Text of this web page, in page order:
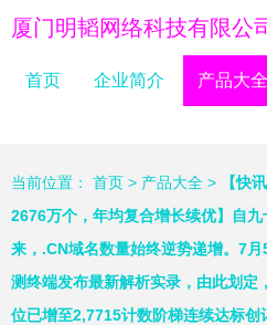
厦门明韬网络科技有限公
首页 企业简介 产品大全
当前位置： 首页 > 产品大全 >
【快
2676万个，年均复合增长续优】自
来，.CN域名数量始终逆势递增。7
测终端发布最新解析实录，由此划定
位已增至2,7715计数阶梯连续达标创